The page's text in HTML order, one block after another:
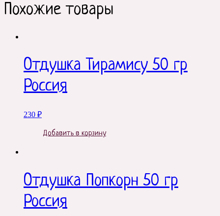
Похожие товары
Отдушка Тирамису 50 гр
Россия
230 ₽
Добавить в корзину
Отдушка Попкорн 50 гр
Россия